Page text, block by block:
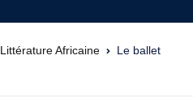
Littérature Africaine
Le ballet